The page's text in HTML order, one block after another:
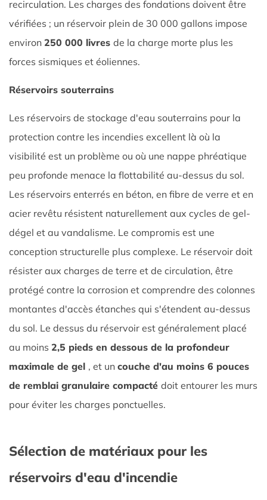
recirculation. Les charges des fondations doivent être
vérifiées ; un réservoir plein de 30 000 gallons impose
environ 250 000 livres de la charge morte plus les
forces sismiques et éoliennes.
Réservoirs souterrains
Les réservoirs de stockage d'eau souterrains pour la
protection contre les incendies excellent là où la
visibilité est un problème ou où une nappe phréatique
peu profonde menace la flottabilité au-dessus du sol.
Les réservoirs enterrés en béton, en fibre de verre et en
acier revêtu résistent naturellement aux cycles de gel-
dégel et au vandalisme. Le compromis est une
conception structurelle plus complexe. Le réservoir doit
résister aux charges de terre et de circulation, être
protégé contre la corrosion et comprendre des colonnes
montantes d'accès étanches qui s'étendent au-dessus
du sol. Le dessus du réservoir est généralement placé
au moins 2,5 pieds en dessous de la profondeur
maximale de gel , et un couche d'au moins 6 pouces
de remblai granulaire compacté doit entourer les murs
pour éviter les charges ponctuelles.
Sélection de matériaux pour les
réservoirs d'eau d'incendie